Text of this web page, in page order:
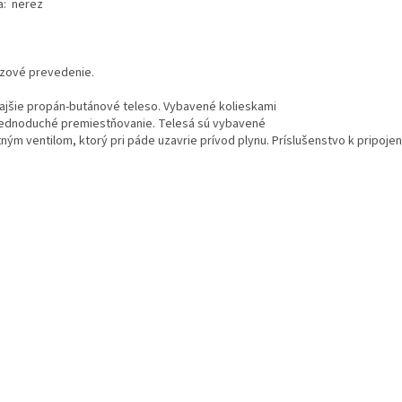
nerez
prevedenie.
propán-butánové teleso. Vybavené kolieskami
premiestňovanie. Telesá sú vybavené
ventilom, ktorý pri páde uzavrie prívod plynu. Príslušenstvo k